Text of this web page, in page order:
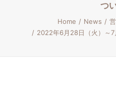
つ
Home News
2022年6月28日（火）～